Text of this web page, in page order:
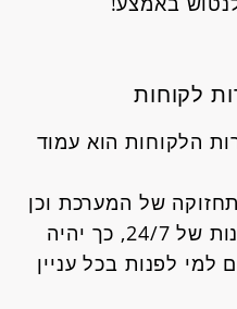
לקוחות
הלקוחות הוא עמוד
של המערכת וכן
על סיוע למשתמשים בזמינות של 24/7, כך יהיה
לפנות בכל עניין